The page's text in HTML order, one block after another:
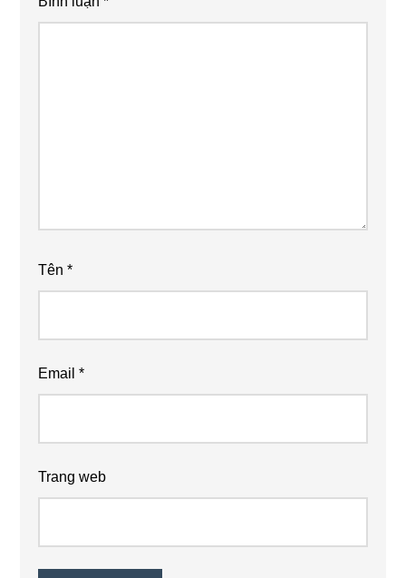
Tên*
Email*
Trang web